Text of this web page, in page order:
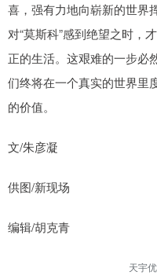
喜，强有力地向崭新的世
对“莫斯科”感到绝望之时，
正的生活。这艰难的一步必
们终将在一个真实的世界里
的价值。
文/朱彦凝
供图/新现场
编辑/胡克青
天宇